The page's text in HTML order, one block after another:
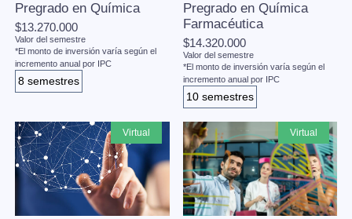
Pregrado en Química
$13.270.000
Valor del semestre
*El monto de inversión varía según el
incremento anual por IPC
8 semestres
Pregrado en Química
Farmacéutica
$14.320.000
Valor del semestre
*El monto de inversión varía según el
incremento anual por IPC
10 semestres
virtual virtual